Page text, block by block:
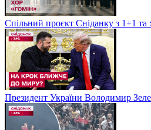
Спільний проєкт Сніданку з 1+1 та
Президент України Володимир